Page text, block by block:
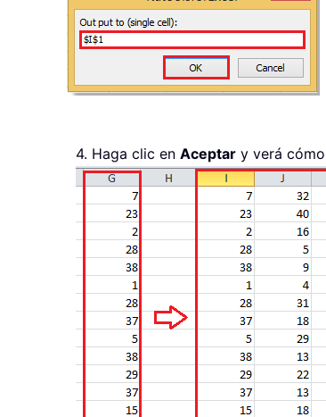
4. Haga clic en Aceptar y verá